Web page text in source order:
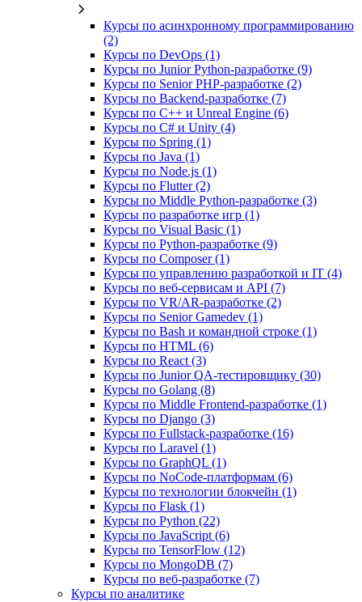
Курсы по асинхронному программированию
(2)
Курсы по DevOps (1)
Курсы по Junior Python-разработке (9)
Курсы по Senior PHP-разработке (2)
Курсы по Backend‑разработке (7)
Курсы по C++ и Unreal Engine (6)
Курсы по C# и Unity (4)
Курсы по Spring (1)
Курсы по Java (1)
Курсы по Node.js (1)
Курсы по Flutter (2)
Курсы по Middle Python-разработке (3)
Курсы по разработке игр (1)
Курсы по Visual Basic (1)
Курсы по Python-разработке (9)
Курсы по Composer (1)
Курсы по управлению разработкой и IT (4)
Курсы по веб‑сервисам и API (7)
Курсы по VR/AR‑разработке (2)
Курсы по Senior Gamedev (1)
Курсы по Bash и командной строке (1)
Курсы по HTML (6)
Курсы по React (3)
Курсы по Junior QA-тестировщику (30)
Курсы по Golang (8)
Курсы по Middle Frontend-разработке (1)
Курсы по Django (3)
Курсы по Fullstack‑разработке (16)
Курсы по Laravel (1)
Курсы по GraphQL (1)
Курсы по NoCode‑платформам (6)
Курсы по технологии блокчейн (1)
Курсы по Flask (1)
Курсы по Python (22)
Курсы по JavaScript (6)
Курсы по TensorFlow (12)
Курсы по MongoDB (7)
Курсы по веб‑разработке (7)
Курсы по аналитике